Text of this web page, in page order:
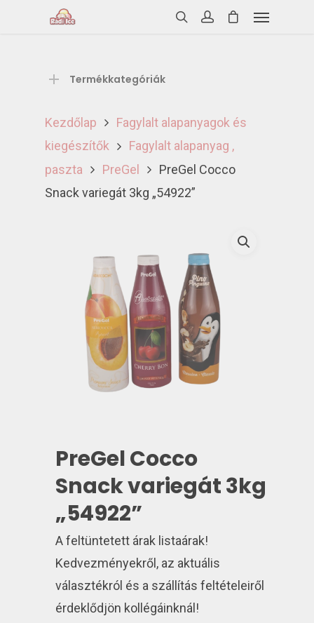
Termékkategóriák
Kezdőlap
Fagylalt alapanyagok és
kiegészítők
Fagylalt alapanyag ,
paszta
PreGel
PreGel Cocco
Snack variegát 3kg „54922”
PreGel Cocco
Snack variegát 3kg
„54922”
A feltüntetett árak listaárak!
Kedvezményekről, az aktuális
választékról és a szállítás feltételeiről
érdeklődjön kollégáinknál!